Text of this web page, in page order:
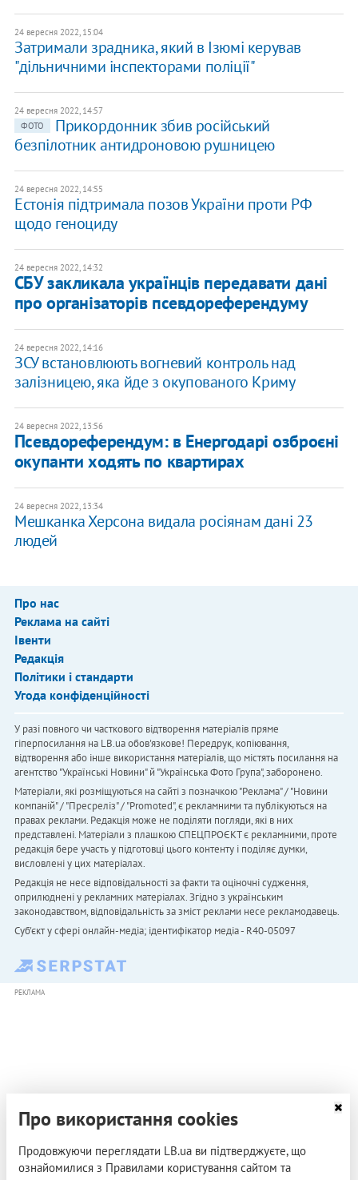
24 вересня 2022, 15:04
Затримали зрадника, який в Ізюмі керував
"дільничними інспекторами поліції"
24 вересня 2022, 14:57
ФОТО
​Прикордонник збив російський
безпілотник антидроновою рушницею
24 вересня 2022, 14:55
Естонія підтримала позов України проти РФ
щодо геноциду
24 вересня 2022, 14:32
СБУ закликала українців передавати дані
про організаторів псевдореферендуму
24 вересня 2022, 14:16
ЗСУ встановлюють вогневий контроль над
залізницею, яка йде з окупованого Криму
24 вересня 2022, 13:56
Псевдореферендум: в Енергодарі озброєні
окупанти ходять по квартирах
24 вересня 2022, 13:34
Мешканка Херсона видала росіянам дані 23
людей
Про нас
Реклама на сайті
Івенти
Редакція
Політики і стандарти
Угода конфіденційності
У разі повного чи часткового відтворення матеріалів пряме
гіперпосилання на LB.ua обов'язкове! Передрук, копіювання,
відтворення або інше використання матеріалів, що містять посилання на
агентство "Українськi Новини" й "Українська Фото Група", заборонено.
Матеріали, які розміщуються на сайті з позначкою "Реклама" / "Новини
компаній" / "Пресреліз" / "Promoted", є рекламними та публікуються на
правах реклами. Редакція може не поділяти погляди, які в них
представлені. Матеріали з плашкою СПЕЦПРОЄКТ є рекламними, проте
редакція бере участь у підготовці цього контенту і поділяє думки,
висловлені у цих матеріалах.
Редакція не несе відповідальності за факти та оціночні судження,
оприлюднені у рекламних матеріалах. Згідно з українським
законодавством, відповідальність за зміст реклами несе рекламодавець.
Cуб'єкт у сфері онлайн-медіа; ідентифікатор медіа - R40-05097
РЕКЛАМА
Про використання cookies
Продовжуючи переглядати LB.ua ви підтверджуєте, що
ознайомилися з Правилами користування сайтом та